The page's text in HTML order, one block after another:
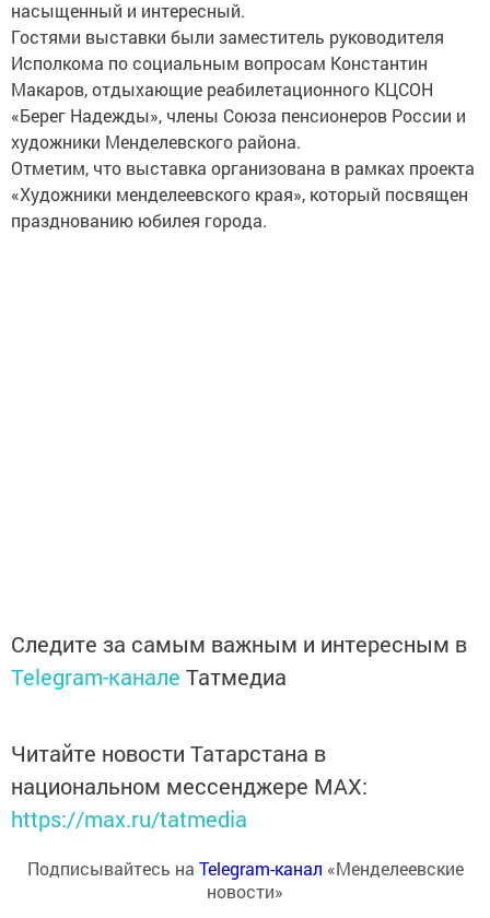
насыщенный и интересный.
Гостями выставки были заместитель руководителя
Исполкома по социальным вопросам Константин
Макаров, отдыхающие реабилетационного КЦСОН
«Берег Надежды», члены Союза пенсионеров России и
художники Менделевского района.
Отметим, что выставка организована в рамках проекта
«Художники менделеевского края», который посвящен
празднованию юбилея города.
Следите за самым важным и интересным в
Telegram-канале Татмедиа
Читайте новости Татарстана в
национальном мессенджере MАХ:
https://max.ru/tatmedia
Подписывайтесь на Telegram-канал «Менделеевские
новости»